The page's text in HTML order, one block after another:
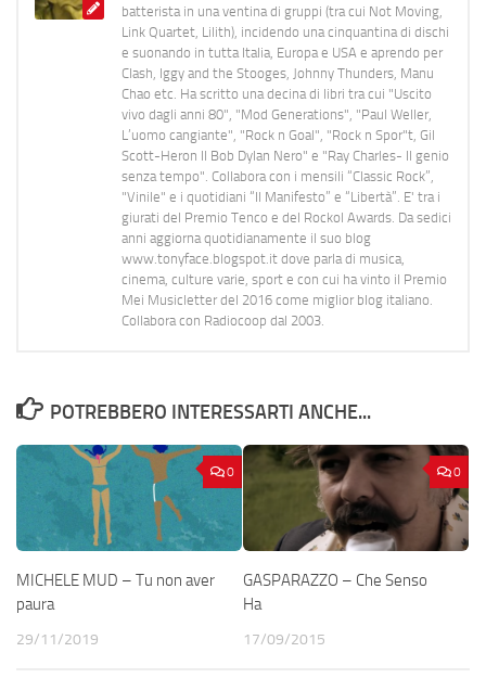
batterista in una ventina di gruppi (tra cui Not Moving,
Link Quartet, Lilith), incidendo una cinquantina di dischi
e suonando in tutta Italia, Europa e USA e aprendo per
Clash, Iggy and the Stooges, Johnny Thunders, Manu
Chao etc. Ha scritto una decina di libri tra cui "Uscito
vivo dagli anni 80", "Mod Generations", "Paul Weller,
L’uomo cangiante", "Rock n Goal", "Rock n Spor"t, Gil
Scott-Heron Il Bob Dylan Nero" e "Ray Charles- Il genio
senza tempo". Collabora con i mensili “Classic Rock”,
"Vinile" e i quotidiani “Il Manifesto” e “Libertà”. E' tra i
giurati del Premio Tenco e del Rockol Awards. Da sedici
anni aggiorna quotidianamente il suo blog
www.tonyface.blogspot.it dove parla di musica,
cinema, culture varie, sport e con cui ha vinto il Premio
Mei Musicletter del 2016 come miglior blog italiano.
Collabora con Radiocoop dal 2003.
POTREBBERO INTERESSARTI ANCHE...
0
MICHELE MUD – Tu non aver
paura
29/11/2019
0
GASPARAZZO – Che Senso
Ha
17/09/2015